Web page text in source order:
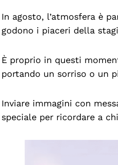
In agosto, l’atmosfera è
godono i piaceri della
È proprio in questi
portando un sorriso o un
Inviare immagini con
speciale per ricordare a